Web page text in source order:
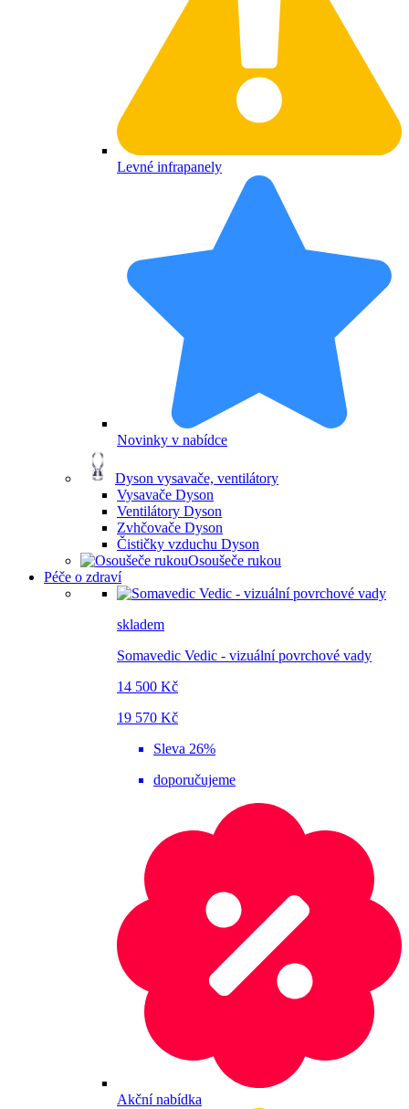
Levné infrapanely
Novinky v nabídce
Dyson vysavače, ventilátory
Vysavače Dyson
Ventilátory Dyson
Zvhčovače Dyson
Čističky vzduchu Dyson
Osoušeče rukou
Péče o zdraví
skladem
Somavedic Vedic - vizuální povrchové vady
14 500 Kč
19 570 Kč
Sleva 26%
doporučujeme
Akční nabídka